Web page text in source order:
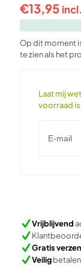
€13,95
Op dit moment
te zien als het
Laat mij
voorraad
Vrijblijvend
Gratis
Veilig